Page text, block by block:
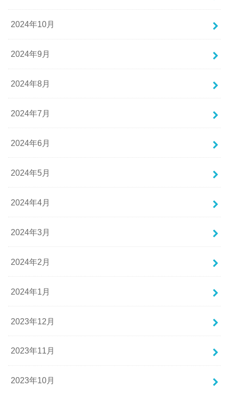
2024年10月
2024年9月
2024年8月
2024年7月
2024年6月
2024年5月
2024年4月
2024年3月
2024年2月
2024年1月
2023年12月
2023年11月
2023年10月